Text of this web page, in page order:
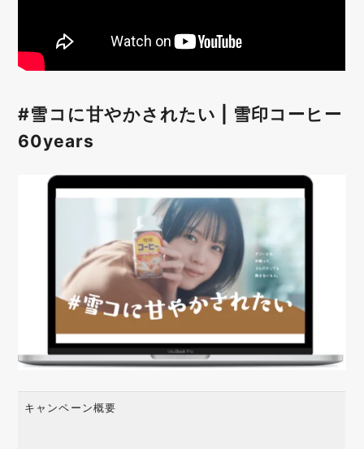
#雪コに甘やかされたい | 雪印コーヒー
60years
キャンペーン概要